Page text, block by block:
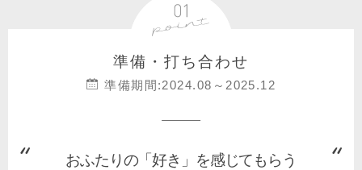
準備・打ち合わせ
準備期間:2024.08～2025.12
おふたりの「好き」を感じてもらう